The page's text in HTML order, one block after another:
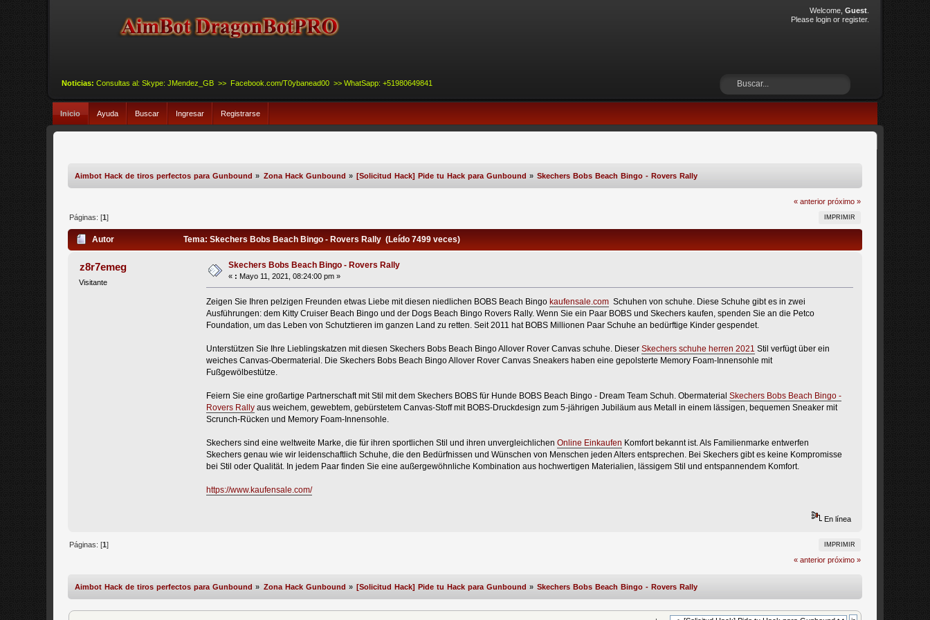
Welcome, Guest.
Please loginor register.
Noticias: Consultas al: Skype: JMendez_GB >> Facebook.com/T0ybanead00 >> WhatSapp: +51980649841
Inicio Ayuda Buscar Ingresar Registrarse
Aimbot Hack de tiros perfectos para Gunbound » Zona Hack Gunbound » [Solicitud Hack] Pide tu Hack para Gunbound » Skechers Bobs Beach Bingo - Rovers Rally
« anterior próximo »
IMPRIMIR
Páginas: [1]
Autor Tema: Skechers Bobs Beach Bingo - Rovers Rally (Leído 7499 veces)
z8r7emeg
Visitante
Skechers Bobs Beach Bingo - Rovers Rally
« : Mayo 11, 2021, 08:24:00 pm »
Zeigen Sie Ihren pelzigen Freunden etwas Liebe mit diesen niedlichen BOBS Beach Bingo kaufensale.comSchuhen von schuhe. Diese Schuhe gibt es in zwei
Ausführungen: dem Kitty Cruiser Beach Bingo und der Dogs Beach Bingo Rovers Rally. Wenn Sie ein Paar BOBS und Skechers kaufen, spenden Sie an die Petco
Foundation, um das Leben von Schutztieren im ganzen Land zu retten. Seit 2011 hat BOBS Millionen Paar Schuhe an bedürftige Kinder gespendet.
Unterstützen Sie Ihre Lieblingskatzen mit diesen Skechers Bobs Beach Bingo Allover Rover Canvas schuhe. Dieser Skechers schuhe herren 2021 Stil verfügt über ein
weiches Canvas-Obermaterial. Die Skechers Bobs Beach Bingo Allover Rover Canvas Sneakers haben eine gepolsterte Memory Foam-Innensohle mit
Fußgewölbestütze.
Feiern Sie eine großartige Partnerschaft mit Stil mit dem Skechers BOBS für Hunde BOBS Beach Bingo - Dream Team Schuh. Obermaterial Skechers Bobs Beach Bingo -
Rovers Rallyaus weichem, gewebtem, gebürstetem Canvas-Stoff mit BOBS-Druckdesign zum 5-jährigen Jubiläum aus Metall in einem lässigen, bequemen Sneaker mit
Scrunch-Rücken und Memory Foam-Innensohle.
Skechers sind eine weltweite Marke, die für ihren sportlichen Stil und ihren unvergleichlichen Online Einkaufen Komfort bekannt ist. Als Familienmarke entwerfen
Skechers genau wie wir leidenschaftlich Schuhe, die den Bedürfnissen und Wünschen von Menschen jeden Alters entsprechen. Bei Skechers gibt es keine Kompromisse
bei Stil oder Qualität. In jedem Paar finden Sie eine außergewöhnliche Kombination aus hochwertigen Materialien, lässigem Stil und entspannendem Komfort.
https://www.kaufensale.com/
En línea
IMPRIMIR
Páginas: [1]
« anterior próximo »
Aimbot Hack de tiros perfectos para Gunbound » Zona Hack Gunbound » [Solicitud Hack] Pide tu Hack para Gunbound » Skechers Bobs Beach Bingo - Rovers Rally